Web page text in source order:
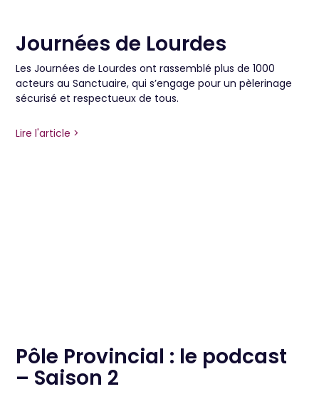
Journées de Lourdes
Les Journées de Lourdes ont rassemblé plus de 1000
acteurs au Sanctuaire, qui s’engage pour un pèlerinage
sécurisé et respectueux de tous.
Lire l'article >
Pôle Provincial : le podcast
– Saison 2